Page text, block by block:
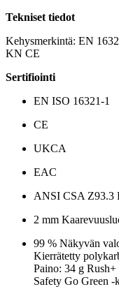
Tekniset tiedot
Kehysmerkintä: EN
KN CE
Sertifiointi
EN ISO 16321-1
CE
UKCA
EAC
ANSI CSA Z93.3
2 mm
99 % Näkyvän
Kierrätetty
Paino: 34 g
Safety Go Green -